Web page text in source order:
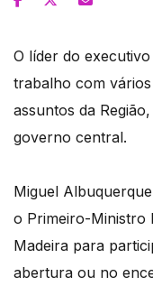
O líder do
trabalho com
assuntos da
governo central.
Miguel
o Primeiro-Ministro
Madeira para
abertura ou no